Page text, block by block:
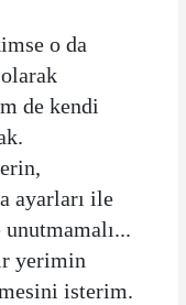
o da
de kendi
ayarları ile
yerimin
isterim.